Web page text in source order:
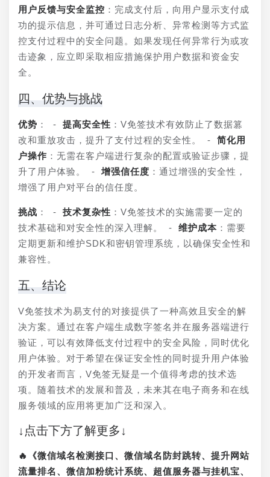
用户反馈与安全监控 ：完成支付后，向用户显示支付成
功的提示信息，并可通过日志分析、异常检测等方式监
控支付过程中的安全问题。如果发现任何异常行为或攻
击迹象，应立即采取相应措施保护用户数据和资金安
全。
四、优势与挑战
优势 ： - 提高安全性 ：V免签技术有效防止了数据篡
改和重放攻击，提升了支付过程的安全性。 - 简化用
户操作 ：无需在客户端进行复杂的配置或验证步骤，提
升了用户体验。 - 增强信任度 ：通过增强的安全性，
增强了用户对平台的信任度。
挑战 ： - 技术复杂性 ：V免签技术的实施需要一定的
技术基础和对安全性的深入理解。 - 维护成本 ：需要
定期更新和维护SDK和密钥管理系统，以确保安全性和
兼容性。
五、结论
V免签技术为易支付的对接提供了一种高效且安全的解
决方案。通过在客户端生成数字签名并在服务器端进行
验证，可以有效降低支付过程中的安全风险，同时优化
用户体验。对于希望在保证安全性的同时提升用户体验
的开发者而言，V免签无疑是一个值得考虑的技术选
项。随着技术的发展和普及，未来其在电子商务和在线
服务领域的应用将更加广泛和深入。
↓点击下方了解更多↓
🔥《微信域名检测接口、微信域名防封跳转、提升网站
流量排名、微信加粉统计系统、超值服务器与挂机宝、